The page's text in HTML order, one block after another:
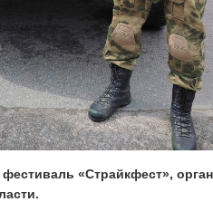
04 АВГУСТА 2026
«Страйкфест»,